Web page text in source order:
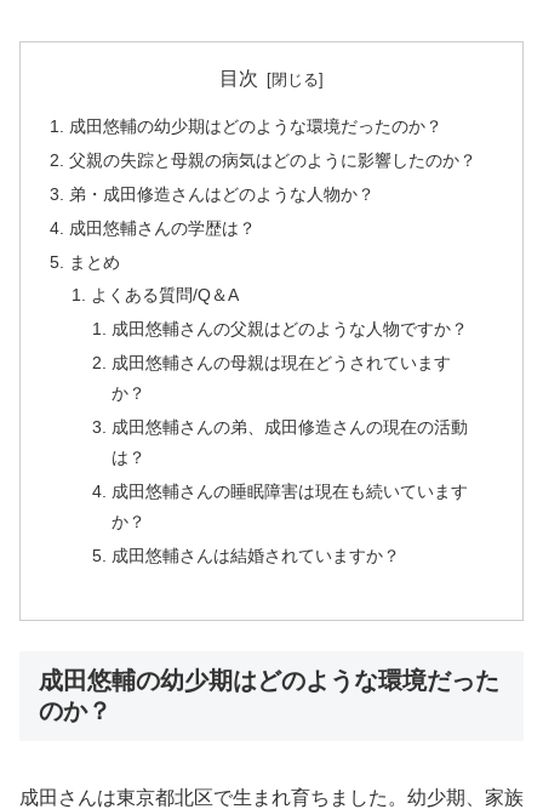
目次
成田悠輔の幼少期はどのような環境だったのか？
父親の失踪と母親の病気はどのように影響したのか？
弟・成田修造さんはどのような人物か？
成田悠輔さんの学歴は？
まとめ
よくある質問/Q＆A
成田悠輔さんの父親はどのような人物ですか？
成田悠輔さんの母親は現在どうされています
か？
成田悠輔さんの弟、成田修造さんの現在の活動
は？
成田悠輔さんの睡眠障害は現在も続いています
か？
成田悠輔さんは結婚されていますか？
成田悠輔の幼少期はどのような環境だった
のか？
成田さんは東京都北区で生まれ育ちました。幼少期、家族